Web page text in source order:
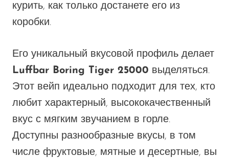
курить, как только достанете его из
коробки.
Его уникальный вкусовой профиль делает
Luffbar Boring Tiger 25000 выделяться.
Этот вейп идеально подходит для тех, кто
любит характерный, высококачественный
вкус с мягким звучанием в горле.
Доступны разнообразные вкусы, в том
числе фруктовые, мятные и десертные, вы